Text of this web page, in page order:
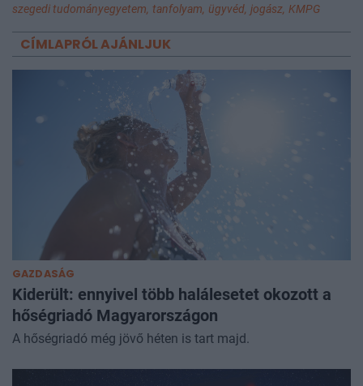
szegedi tudományegyetem, tanfolyam, ügyvéd, jogász, KMPG
CÍMLAPRÓL AJÁNLJUK
GAZDASÁG
Kiderült: ennyivel több halálesetet okozott a
hőségriadó Magyarországon
A hőségriadó még jövő héten is tart majd.